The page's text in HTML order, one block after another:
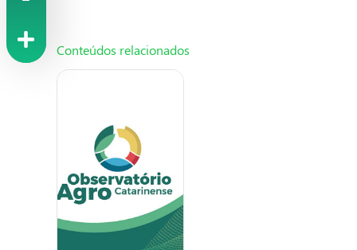
Conteúdos relacionados